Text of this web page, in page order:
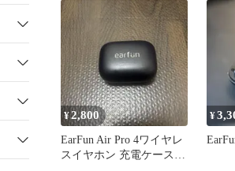
¥2,800
EarFun Air Pro 4ワイヤレ
スイヤホン 充電ケースの
¥